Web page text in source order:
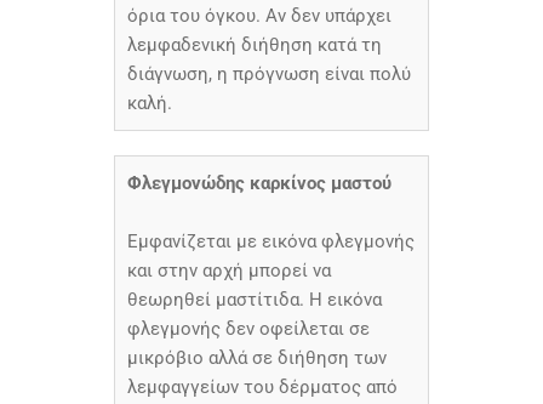
όρια του όγκου. Αν δεν υπάρχει
λεμφαδενική διήθηση κατά τη
διάγνωση, η πρόγνωση είναι πολύ
καλή.
Φλεγμονώδης καρκίνος μαστού
Εμφανίζεται με εικόνα φλεγμονής
και στην αρχή μπορεί να
θεωρηθεί μαστίτιδα. Η εικόνα
φλεγμονής δεν οφείλεται σε
μικρόβιο αλλά σε διήθηση των
λεμφαγγείων του δέρματος από